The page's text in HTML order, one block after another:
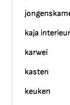
kaja
karwei
kasten
keuken